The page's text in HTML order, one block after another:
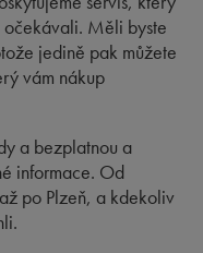
Měli byste
jedině pak můžete
vám nákup
a bezplatnou a
informace. Od
až po Plzeň, a kdekoliv